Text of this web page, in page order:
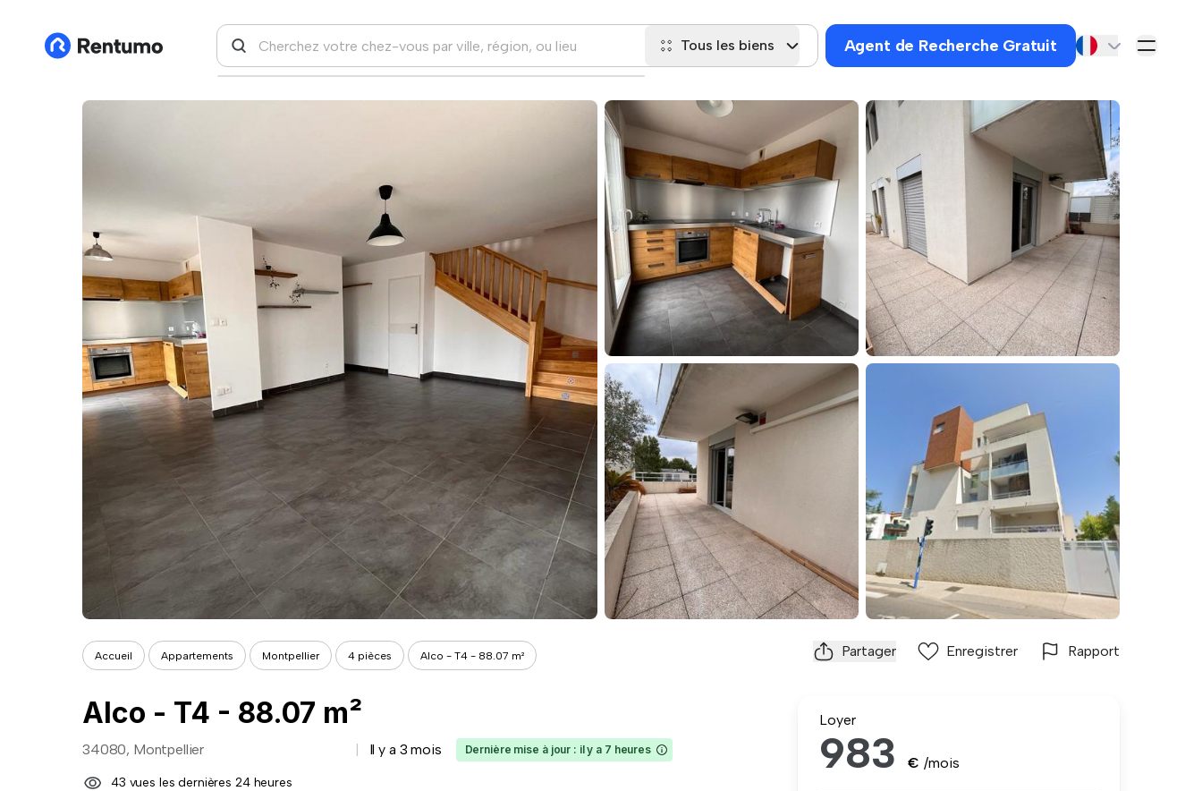
Tous les biens Agent de Recherche Gratuit
Accueil Appartements Montpellier 4 pièces Alco - T4 - 88.07 m² Partager Enregistrer Rapport
Alco - T4 - 88.07 m²
34080, Montpellier Il y a 3 mois Dernière mise à jour : il y a 7 heures
43 vues les dernières 24 heures
Loyer
983 € /mois